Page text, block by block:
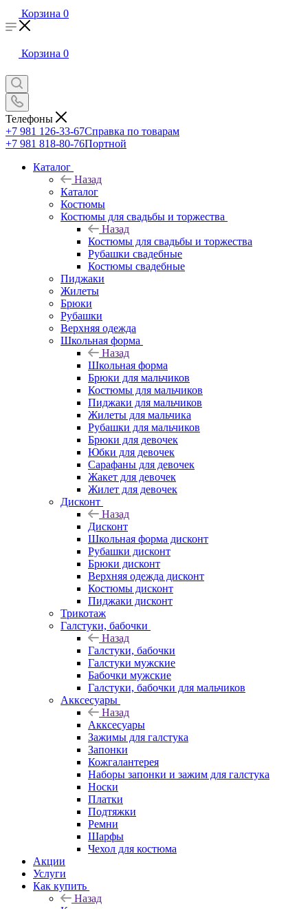
Корзина 0
Корзина 0
Телефоны
+7 981 126-33-67Справка по товарам
+7 981 818-80-76Портной
Каталог
Назад
Каталог
Костюмы
Костюмы для свадьбы и торжества
Назад
Костюмы для свадьбы и торжества
Рубашки свадебные
Костюмы свадебные
Пиджаки
Жилеты
Брюки
Рубашки
Верхняя одежда
Школьная форма
Назад
Школьная форма
Брюки для мальчиков
Костюмы для мальчиков
Пиджаки для мальчиков
Жилеты для мальчика
Рубашки для мальчиков
Брюки для девочек
Юбки для девочек
Сарафаны для девочек
Жакет для девочек
Жилет для девочек
Дисконт
Назад
Дисконт
Школьная форма дисконт
Рубашки дисконт
Брюки дисконт
Верхняя одежда дисконт
Костюмы дисконт
Пиджаки дисконт
Трикотаж
Галстуки, бабочки
Назад
Галстуки, бабочки
Галстуки мужские
Бабочки мужские
Галстуки, бабочки для мальчиков
Акксесуары
Назад
Акксесуары
Зажимы для галстука
Запонки
Кожгалантерея
Наборы запонки и зажим для галстука
Носки
Платки
Подтяжки
Ремни
Шарфы
Чехол для костюма
Акции
Услуги
Как купить
Назад